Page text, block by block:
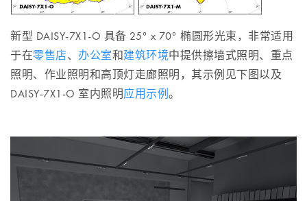
新型 DAISY-7X1-O 具备 25° x 70° 椭圆形光束，非常适用
于在零售店、 办公室和建筑环境中提供擦墙式照明、重点
照明、作业照明和高顶灯走廊照明，其示例见下图以及
DAISY-7X1-O 室内照明应用示例。